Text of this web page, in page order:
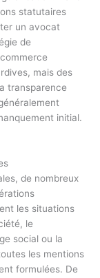
statutaires
un avocat
de
mais des
transparence
initial.
de nombreux
les situations
le
social ou la
les mentions
formulées. De